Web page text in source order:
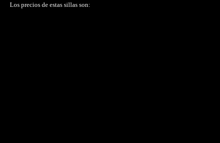
Los precios de estas sillas son: